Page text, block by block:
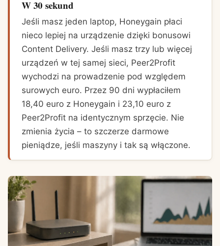
W 30 sekund
Jeśli masz jeden laptop, Honeygain płaci
nieco lepiej na urządzenie dzięki bonusowi
Content Delivery. Jeśli masz trzy lub więcej
urządzeń w tej samej sieci, Peer2Profit
wychodzi na prowadzenie pod względem
surowych euro. Przez 90 dni wypłaciłem
18,40 euro z Honeygain i 23,10 euro z
Peer2Profit na identycznym sprzęcie. Nie
zmienia życia – to szczerze darmowe
pieniądze, jeśli maszyny i tak są włączone.